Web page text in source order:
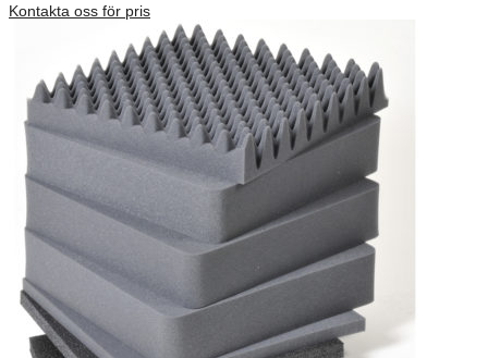
Kontakta oss för pris